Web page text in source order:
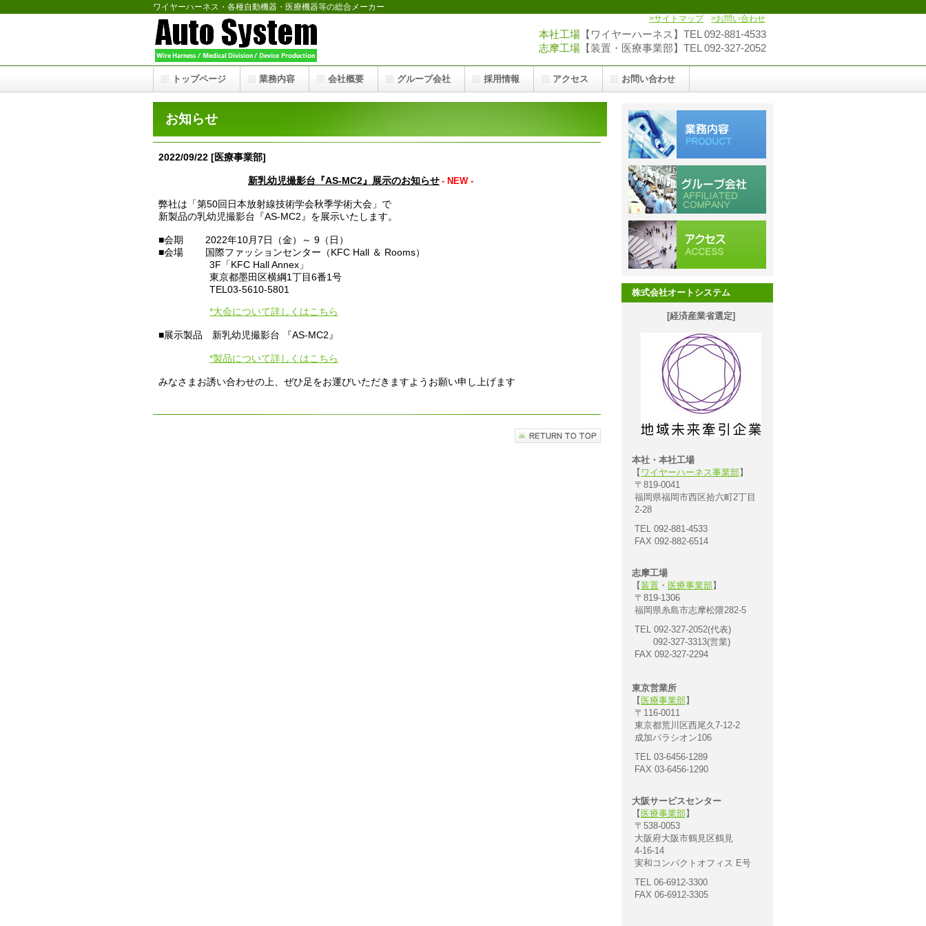
ワイヤーハーネス・各種自動機器・医療機器等の総合メーカー
>サイトマップ >お問い合わせ
本社工場 【ワイヤーハーネス】TEL 092-881-4533
志摩工場 【装置・医療事業部】TEL 092-327-2052
お知らせ
2022/09/22 [医療事業部]
新乳幼児撮影台『AS-MC2』展示のお知らせ - NEW -
弊社は「第50回日本放射線技術学会秋季学術大会」で
新製品の乳幼児撮影台『AS-MC2』を展示いたします。
■会期 2022年10月7日（金）～ 9（日）
■会場 国際ファッションセンター（KFC Hall ＆ Rooms）
3F「KFC Hall Annex」
東京都墨田区横綱1丁目6番1号
TEL03-5610-5801
*大会について詳しくはこちら
■展示製品 新乳幼児撮影台 『AS-MC2』
*製品について詳しくはこちら
みなさまお誘い合わせの上、ぜひ足をお運びいただきますようお願い申し上げます
トップページ 業務内容 会社概要 グループ会社 採用情報 アクセス お問い合わせ
株式会社オートシステム
[経済産業省選定]
本社・本社工場
【 ワイヤーハーネス事業部】
〒819-0041
福岡県福岡市西区拾六町2丁目
2-28
TEL 092-881-4533
FAX 092-882-6514
志摩工場
【装置 ・ 医療事業部】
〒819-1306
福岡県糸島市志摩松隈282-5
TEL 092-327-2052(代表)
092-327-3313(営業)
FAX 092-327-2294
東京営業所
【 医療事業部】
〒116-0011
東京都荒川区西尾久7-12-2
成加パラシオン106
TEL 03-6456-1289
FAX 03-6456-1290
大阪サービスセンター
【 医療事業部】
〒538-0053
大阪府大阪市鶴見区鶴見
4-16-14
実和コンパクトオフィス E号
TEL 06-6912-3300
FAX 06-6912-3305